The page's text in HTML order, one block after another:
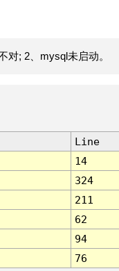
对; 2、mysql未启动。
Line
14
324
211
62
94
76